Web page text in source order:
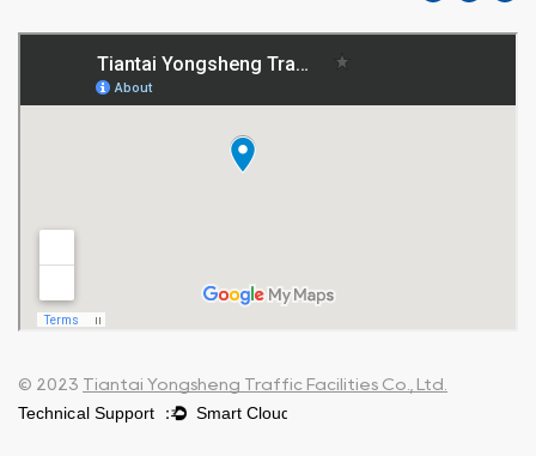
© 2023 Tiantai Yongsheng Traffic Facilities Co., Ltd.